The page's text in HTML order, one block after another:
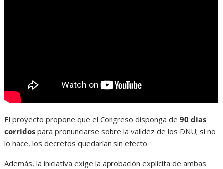
El proyecto propone que el Congreso disponga de90 días
corridos para pronunciarse sobre la validez de los DNU; si no
lo hace, los decretos quedarían sin efecto.
Además, la iniciativa exige la aprobación explícita de ambas